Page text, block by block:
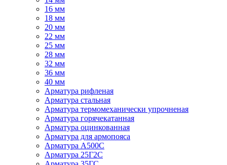
16 мм
18 мм
20 мм
22 мм
25 мм
28 мм
32 мм
36 мм
40 мм
Арматура рифленая
Арматура стальная
Арматура термомеханически упрочненая
Арматура горячекатанная
Арматура оцинкованная
Арматура для армопояса
Арматура A500С
Арматура 25Г2С